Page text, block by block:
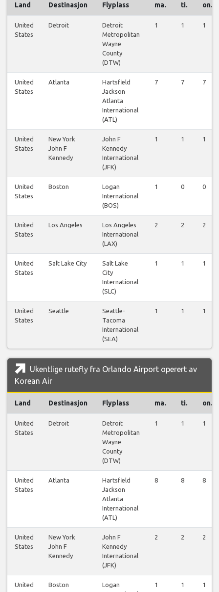
Land Destinasjon Flyplass ma. ti. on.
United
States
Detroit
Detroit
Metropolitan
Wayne
County
(DTW)
1 1 1
United
States
Atlanta
Hartsfield
Jackson
Atlanta
International
(ATL)
7 7 7
United
States
New York
John F
Kennedy
John F
Kennedy
International
(JFK)
1 1 1
United
States
Boston
Logan
International
(BOS)
1 0 0
United
States
Los Angeles
Los Angeles
International
(LAX)
2 2 2
United
States
Salt Lake City
Salt Lake
City
International
(SLC)
1 1 1
United
States
Seattle
Seattle-
Tacoma
International
(SEA)
1 1 1
Ukentlige rutefly fra Orlando Airport operert av
Korean Air
Land Destinasjon Flyplass ma. ti. on.
United
States
Detroit
Detroit
Metropolitan
Wayne
County
(DTW)
1 1 1
United
States
Atlanta
Hartsfield
Jackson
Atlanta
International
(ATL)
8 8 8
United
States
New York
John F
Kennedy
John F
Kennedy
International
(JFK)
2 2 2
United
Boston
Logan
1 1 1